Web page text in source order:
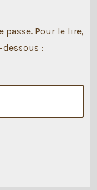
passe. Pour le lire,
: